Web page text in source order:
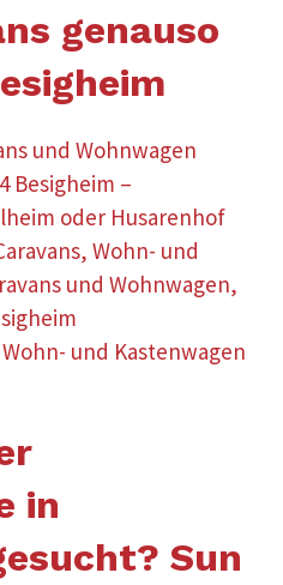
genauso
und Wohnwagen
Besigheim –
oder Husarenhof
Wohn- und
und Wohnwagen,
Wohn- und Kastenwagen
in
Sun